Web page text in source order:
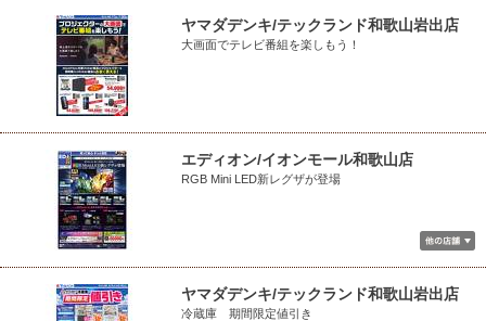
ヤマダデンキ/テックランド和歌山岩出店
大画面でテレビ番組を楽しもう！
エディオン/イオンモール和歌山店
RGB Mini LED新レグザが登場
ヤマダデンキ/テックランド和歌山岩出店
冷蔵庫 期間限定値引き